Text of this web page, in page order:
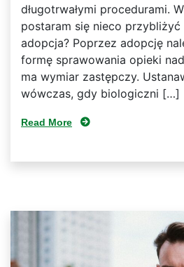
długotrwałymi procedurami.
postaram się nieco
adopcja? Poprzez adopcję
formę sprawowania opieki
ma wymiar zastępczy.
wówczas, gdy biologiczni […]
Read More